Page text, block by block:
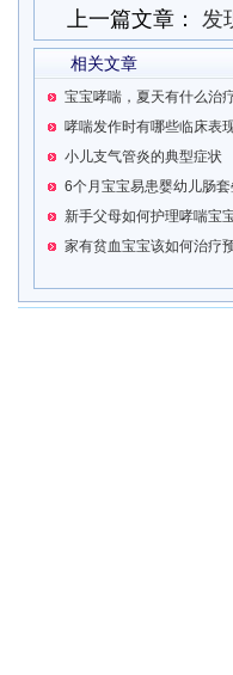
上一篇文章： 发
相关文章
宝宝哮喘，夏天有什么治
哮喘发作时有哪些临床表
小儿支气管炎的典型症状
6个月宝宝易患婴幼儿肠
新手父母如何护理哮喘宝
家有贫血宝宝该如何治疗